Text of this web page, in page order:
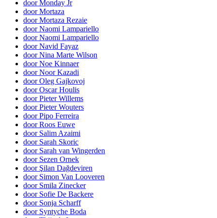
door Monday Jr
door Mortaza
door Mortaza Rezaie
door Naomi Lampariello
door Naomi Lampariello
door Navid Fayaz
door Nina Marte Wilson
door Noe Kinnaer
door Noor Kazadi
door Oleg Gajkovoj
door Oscar Houlis
door Pieter Willems
door Pieter Wouters
door Pipo Ferreira
door Roos Euwe
door Salim Azaimi
door Sarah Skoric
door Sarah van Wingerden
door Sezen Ornek
door Şilan Dağdeviren
door Simon Van Looveren
door Smila Zinecker
door Sofie De Backere
door Sonja Scharff
door Syntyche Boda